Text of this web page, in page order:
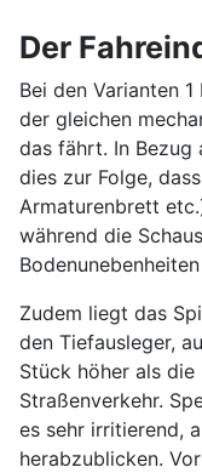
Der
Bei den Varianten
der gleichen
das fährt. In Bezug
dies zur Folge,
Armaturenbrett
während die
Zudem liegt das
den Tiefausleger,
Stück höher als die
Straßenverkehr.
es sehr irritierend,
herabzublicken.